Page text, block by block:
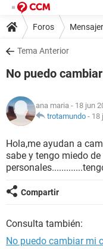
Foros
Tema Anterior
No puedo
ana maria - 18 jun
trotamundo - 18
Hola,me ayudan a
sabe y tengo miedo
Compartir
Consulta también:
No puedo cambiar mi